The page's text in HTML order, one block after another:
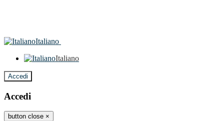
Italiano
Italiano
Accedi
Accedi
button close ×